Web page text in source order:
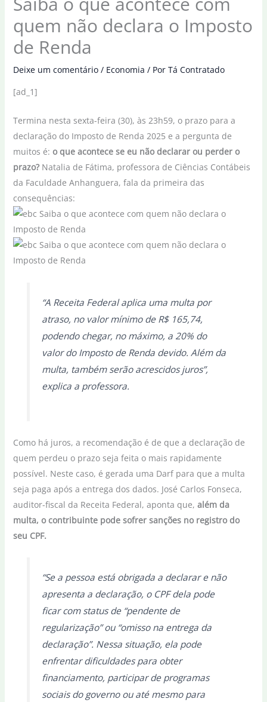
quem não declara o Imposto
de Renda
Deixe um comentário / Economia / Por Tá Contratado
[ad_1]
Termina nesta sexta-feira (30), às 23h59, o prazo para a
declaração do Imposto de Renda 2025 e a pergunta de
muitos é: o que acontece se eu não declarar ou perder o
prazo?Natalia de Fátima, professora de Ciências Contábeis
da Faculdade Anhanguera, fala da primeira das
consequências:
“A Receita Federal aplica uma multa por
atraso, no valor mínimo de R$ 165,74,
podendo chegar, no máximo, a 20% do
valor do Imposto de Renda devido. Além da
multa, também serão acrescidos juros”,
explica a professora.
Como há juros, a recomendação é de que a declaração de
quem perdeu o prazo seja feita o mais rapidamente
possível. Neste caso, é gerada uma Darf para que a multa
seja paga após a entrega dos dados. José Carlos Fonseca,
auditor-fiscal da Receita Federal, aponta que, além da
multa, o contribuinte pode sofrer sanções no registro do
seu CPF.
“Se a pessoa está obrigada a declarar e não
apresenta a declaração, o CPF dela pode
ficar com status de “pendente de
regularização” ou “omisso na entrega da
declaração”. Nessa situação, ela pode
enfrentar dificuldades para obter
financiamento, participar de programas
sociais do governo ou até mesmo para